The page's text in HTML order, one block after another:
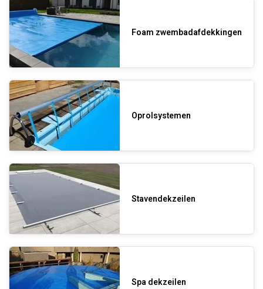
Foam zwembadafdekkingen
Oprolsystemen
Stavendekzeilen
Spa dekzeilen